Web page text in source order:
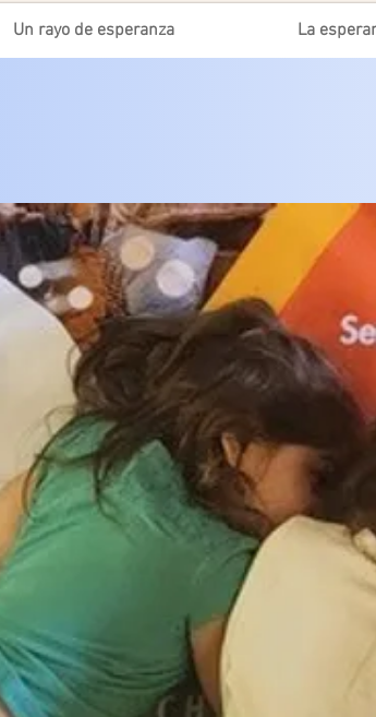
Un rayo de esperanza La